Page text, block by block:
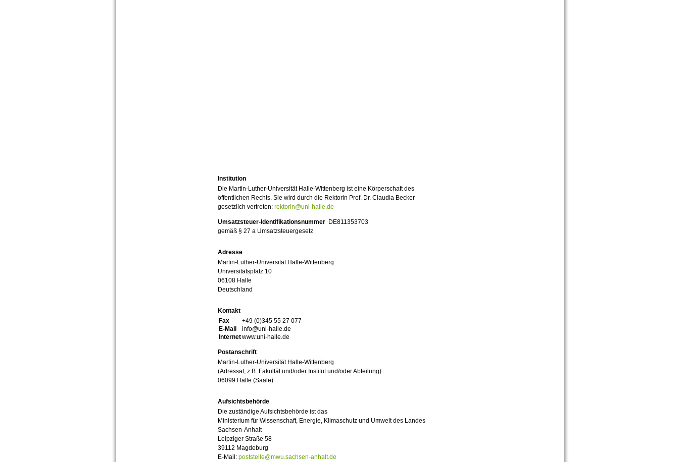
Institution
Die Martin-Luther-Universität Halle-Wittenberg ist eine Körperschaft des
öffentlichen Rechts. Sie wird durch die Rektorin Prof. Dr. Claudia Becker
gesetzlich vertreten: rektorin@uni-halle.de
Umsatzsteuer-Identifikationsnummer DE811353703
gemäß § 27 a Umsatzsteuergesetz
Adresse
Martin-Luther-Universität Halle-Wittenberg
Universitätsplatz 10
06108 Halle
Deutschland
Kontakt
Fax
+49 (0)345 55 27 077
E-Mail
info@uni-halle.de
Internetwww.uni-halle.de
Postanschrift
Martin-Luther-Universität Halle-Wittenberg
(Adressat, z.B. Fakultät und/oder Institut und/oder Abteilung)
06099 Halle (Saale)
Aufsichtsbehörde
Die zuständige Aufsichtsbehörde ist das
Ministerium für Wissenschaft, Energie, Klimaschutz und Umwelt des Landes
Sachsen-Anhalt
Leipziger Straße 58
39112 Magdeburg
E-Mail: poststelle@mwu.sachsen-anhalt.de